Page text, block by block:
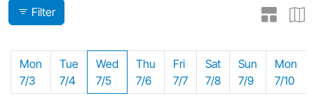
Filter
Mon
7/3
Tue
7/4
Wed
7/5
Thu
7/6
Fri
7/7
Sat
7/8
Sun
7/9
Mon
7/10